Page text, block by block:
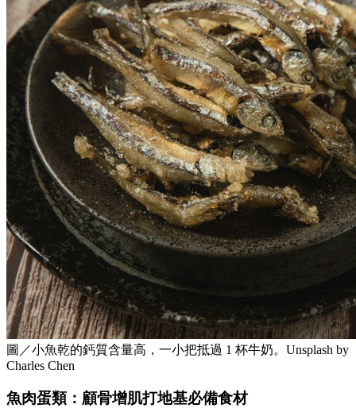
圖／小魚乾的鈣質含量高，一小把抵過 1 杯牛奶。Unsplash by
Charles Chen
魚肉蛋類：顧骨增肌打地基必備食材